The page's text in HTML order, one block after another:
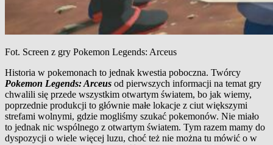
Fot. Screen z gry Pokemon Legends: Arceus
Historia w pokemonach to jednak kwestia poboczna. Twórcy
Pokemon Legends: Arceus od pierwszych informacji na temat gry
chwalili się przede wszystkim otwartym światem, bo jak wiemy,
poprzednie produkcji to głównie małe lokacje z ciut większymi
strefami wolnymi, gdzie mogliśmy szukać pokemonów. Nie miało
to jednak nic wspólnego z otwartym światem. Tym razem mamy do
dyspozycji o wiele więcej luzu, choć też nie można tu mówić o w